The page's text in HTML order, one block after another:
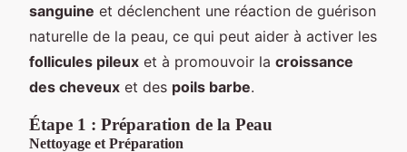
sanguine et déclenchent une réaction de guérison
naturelle de la peau, ce qui peut aider à activer les
follicules pileux et à promouvoir la croissance
des cheveux et des poils barbe.
Étape 1 : Préparation de la Peau
Nettoyage et Préparation